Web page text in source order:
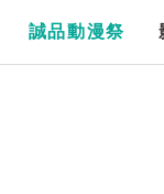
誠品動漫祭